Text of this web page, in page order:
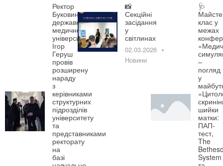
Ректор
Буковинського
державного
медичного
університету
Ігор
Геруш
провів
розширену
нараду
з
керівниками
структурних
підрозділів
університету
та
представниками
ректорату
на
базі
📸
Секційні
засідання
у
світлинах
02.03.2026
Новини
🩺
клас у
межах
–
погляд
у
шийки
матки:
ПАП-
тест,
The
System